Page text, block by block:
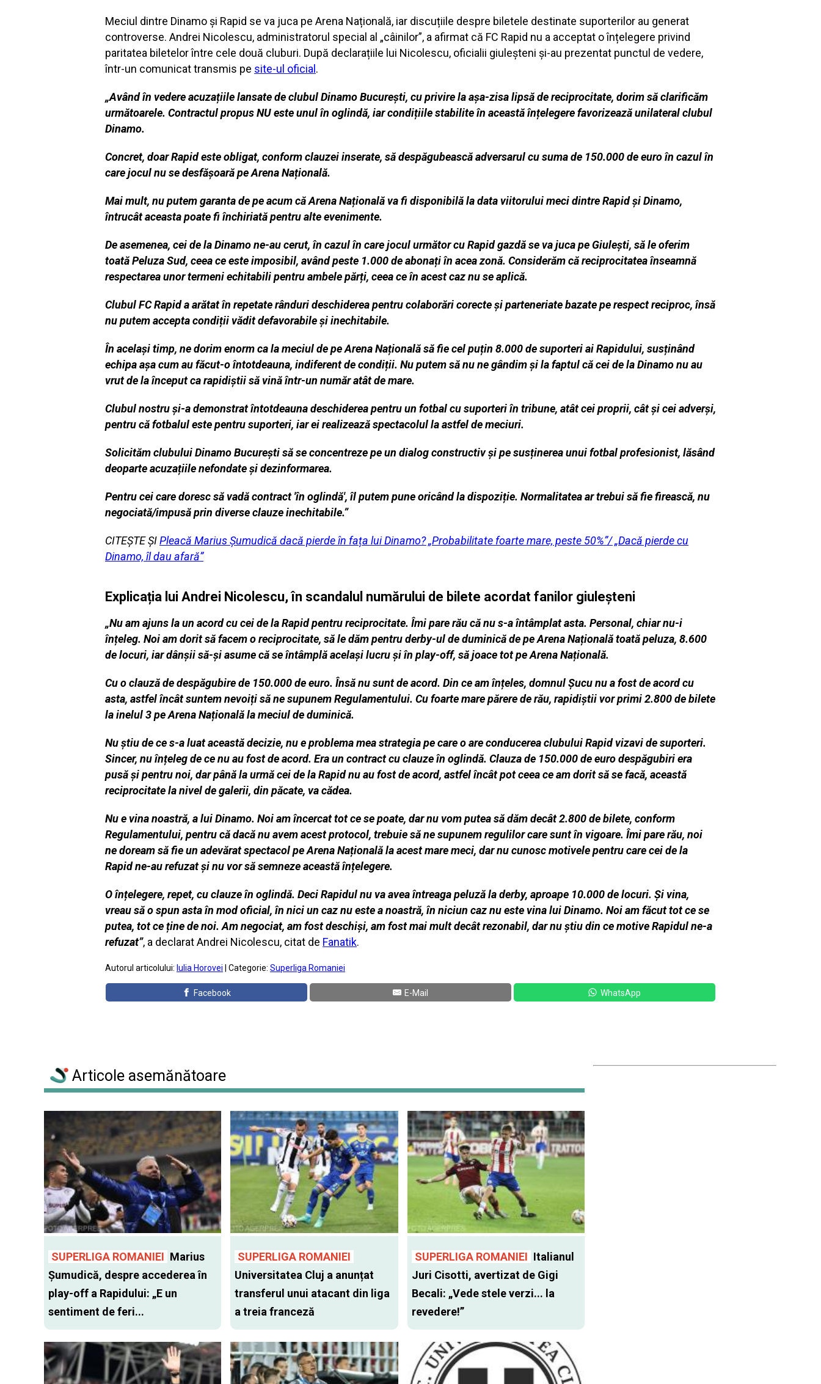
Meciul dintre Dinamo și Rapid se va juca pe Arena Națională, iar discuțiile despre biletele destinate suporterilor au generat
controverse. Andrei Nicolescu, administratorul special al „câinilor”, a afirmat că FC Rapid nu a acceptat o înțelegere privind
paritatea biletelor între cele două cluburi. După declarațiile lui Nicolescu, oficialii giuleșteni și-au prezentat punctul de vedere,
într-un comunicat transmis pe site-ul oficial .
„Avândîn vedere acuzațiile lansate de clubul Dinamo București, cu privire laașa-zisa lipsă de reciprocitate, dorim să clarificăm
următoarele. Contractul propus NU este unul în oglindă, iar condițiile stabilite în această înțelegere favorizează unilateral clubul
Dinamo.
Concret, doar Rapid este obligat, conform clauzei inserate, să despăgubeascăadversarul cu suma de 150.000 de euro în cazul în
care jocul nu sedesfășoară pe Arena Națională.
Mai mult, nu putem garanta de peacum că Arena Națională va fi disponibilă la data viitorului meci dintreRapid și Dinamo,
întrucât aceasta poate fi închiriată pentru alteevenimente.
De asemenea, cei de la Dinamo ne-au cerut, în cazul în care jocul următor cu Rapid gazdă se va juca pe Giulești, să le oferim
toată Peluza Sud, ceea ce este imposibil, având peste 1.000 de abonațiîn acea zonă. Considerăm că reciprocitatea înseamnă
respectarea unortermeni echitabili pentru ambele părți, ceea ce în acest caz nu seaplică.
Clubul FC Rapid a arătat în repetate rânduri deschidereapentru colaborări corecte și parteneriate bazate pe respect reciproc, însă
nu putem accepta condiții vădit defavorabile și inechitabile.
În același timp, ne dorim enorm ca la meciul de pe Arena Națională să fiecel puțin 8.000 de suporteri ai Rapidului, susținând
echipa așa cum aufăcut-o întotdeauna, indiferent de condiții. Nu putem să nu ne gândim șila faptul că cei de la Dinamo nu au
vrut de la început ca rapidiștii săvină într-un număr atât de mare.
Clubul nostru și-a demonstrat întotdeauna deschiderea pentru un fotbal cu suporteri în tribune, atât cei proprii, cât și cei adverși,
pentru că fotbalul este pentru suporteri, iar ei realizează spectacolul la astfel de meciuri.
Solicităm clubului Dinamo București să se concentreze pe un dialog constructiv și pe susținerea unui fotbal profesionist, lăsând
deoparte acuzațiile nefondate și dezinformarea.
Pentru cei care doresc să vadă contract 'în oglindă', îl putem pune oricând la dispoziție. Normalitatea ar trebui să fie firească, nu
negociată/impusă prin diverse clauze inechitabile.”
CITEȘTE ȘIPleacă Marius Șumudică dacă pierde în fața lui Dinamo? „Probabilitate foarte mare, peste 50%”/ „Dacă pierde cu
Dinamo, îl dau afară”
Explicația lui Andrei Nicolescu, în scandalul numărului de bilete acordat fanilor giuleșteni
„Nu am ajuns la un acord cu cei de la Rapid pentru reciprocitate. Îmi pare rău că nu s-a întâmplat asta. Personal, chiar nu-i
înțeleg. Noi am dorit să facem o reciprocitate, să le dăm pentru derby-ul de duminică de pe Arena Națională toată peluza, 8.600
de locuri, iar dânșii să-și asume că se întâmplă același lucru și în play-off, să joace tot pe Arena Națională.
Cu o clauză de despăgubire de 150.000 de euro. Însă nu sunt de acord. Din ce am înțeles, domnul Șucu nu a fost de acord cu
asta, astfel încât suntem nevoiți să ne supunem Regulamentului. Cu foarte mare părere de rău, rapidiștii vor primi 2.800 de bilete
la inelul 3 pe Arena Națională la meciul de duminică.
Nu știu de ce s-a luat această decizie, nu e problema mea strategia pe care o are conducerea clubului Rapid vizavi de suporteri.
Sincer, nu înțeleg de ce nu au fost de acord. Era un contract cu clauze în oglindă. Clauza de 150.000 de euro despăgubiri era
pusă și pentru noi, dar până la urmă cei de la Rapid nu au fost de acord, astfel încât pot ceea ce am dorit să se facă, această
reciprocitate la nivel de galerii, din păcate, va cădea.
Nu e vina noastră, a lui Dinamo. Noi am încercat tot ce se poate, dar nu vom putea să dăm decât 2.800 de bilete, conform
Regulamentului, pentru că dacă nu avem acest protocol, trebuie să ne supunem regulilor care sunt în vigoare. Îmi pare rău, noi
ne doream să fie un adevărat spectacol pe Arena Națională la acest mare meci, dar nu cunosc motivele pentru care cei de la
Rapid ne-au refuzat și nu vor să semneze această înțelegere.
O înțelegere, repet, cu clauze în oglindă. Deci Rapidul nu va avea întreaga peluză la derby, aproape 10.000 de locuri. Și vina,
vreau să o spun asta în mod oficial, în nici un caz nu este a noastră, în niciun caz nu este vina lui Dinamo. Noi am făcut tot ce se
putea, tot ce ține de noi. Am negociat, am fost deschiși, am fost mai mult decât rezonabil, dar nu știu din ce motive Rapidul ne-a
refuzat”, a declarat Andrei Nicolescu, citat de Fanatik.
Autorul articolului: Iulia Horovei | Categorie: Superliga Romaniei
Facebook E-Mail WhatsApp
Articole asemănătoare
SUPERLIGA ROMANIEI Marius
Șumudică, despre accederea în
play-off a Rapidului: „E un
sentiment de feri...
SUPERLIGA ROMANIEI
Universitatea Cluj a anunțat
transferul unui atacant din liga
a treia franceză
SUPERLIGA ROMANIEI Italianul
Juri Cisotti, avertizat de Gigi
Becali: „Vede stele verzi... la
revedere!”